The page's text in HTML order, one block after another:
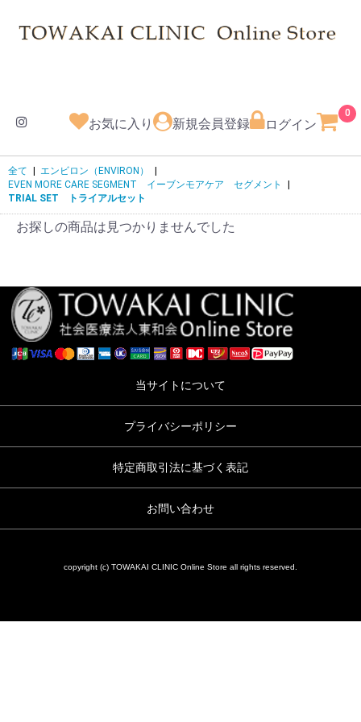
お気に入り 新規会員登録 ログイン
0
全て エンビロン（ENVIRON）
EVEN MORE CARE SEGMENT イーブンモアケア セグメント
TRIAL SET トライアルセット
お探しの商品は見つかりませんでした
当サイトについて
プライバシーポリシー
特定商取引法に基づく表記
お問い合わせ
copyright (c) TOWAKAI CLINIC Online Store all rights reserved.